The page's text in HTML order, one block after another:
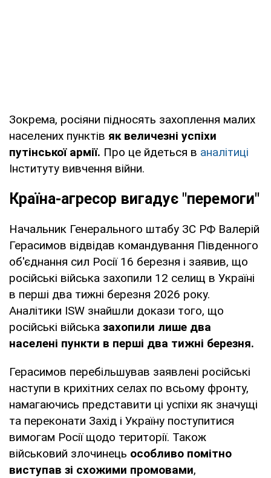
Зокрема, росіяни підносять захоплення малих
населених пунктів як величезні успіхи
путінської армії. Про це йдеться в аналітиці
Інституту вивчення війни.
Країна-агресор вигадує "перемоги"
Начальник Генерального штабу ЗС РФ Валерій
Герасимов відвідав командування Південного
об'єднання сил Росії 16 березня і заявив, що
російські війська захопили 12 селищ в Україні
в перші два тижні березня 2026 року.
Аналітики ISW знайшли докази того, що
російські війська захопили лише два
населені пункти в перші два тижні березня.
Герасимов перебільшував заявлені російські
наступи в крихітних селах по всьому фронту,
намагаючись представити ці успіхи як значущі
та переконати Захід і Україну поступитися
вимогам Росії щодо території. Також
військовий злочинець особливо помітно
виступав зі схожими промовами,